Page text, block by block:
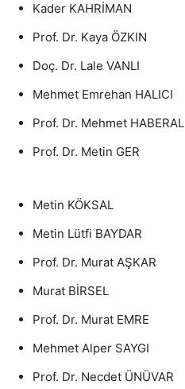
Kader KAHRİMAN
Prof. Dr. Kaya ÖZKIN
Doç. Dr. Lale VANLI
Mehmet Emrehan HALICI
Prof. Dr. Mehmet HABERAL
Prof. Dr. Metin GER
Metin KÖKSAL
Metin Lütfi BAYDAR
Prof. Dr. Murat AŞKAR
Murat BİRSEL
Prof. Dr. Murat EMRE
Mehmet Alper SAYGI
Prof. Dr. Necdet ÜNÜVAR